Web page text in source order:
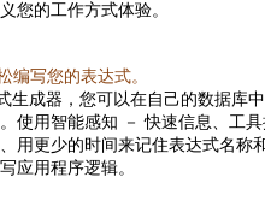
您的工作方式体验。
编写您的表达式。
成器，您可以在自己的数据库
使用智能感知 － 快速信息、工
用更少的时间来记住表达式名称
应用程序逻辑。